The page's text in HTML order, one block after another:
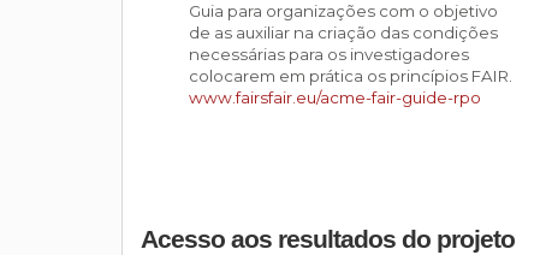
Guia para organizações com o objetivo
de as auxiliar na criação das condições
necessárias para os investigadores
colocarem em prática os princípios FAIR.
www.fairsfair.eu/acme-fair-guide-rpo
Acesso aos resultados do projeto